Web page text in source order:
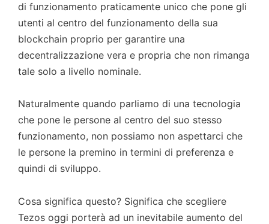
di funzionamento praticamente unico che pone gli
utenti al centro del funzionamento della sua
blockchain proprio per garantire una
decentralizzazione vera e propria che non rimanga
tale solo a livello nominale.
Naturalmente quando parliamo di una tecnologia
che pone le persone al centro del suo stesso
funzionamento, non possiamo non aspettarci che
le persone la premino in termini di preferenza e
quindi di sviluppo.
Cosa significa questo? Significa che scegliere
Tezos oggi porterà ad un inevitabile aumento del